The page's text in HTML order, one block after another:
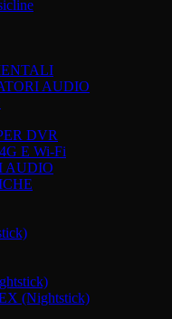
AUDIO
DVR
E Wi-Fi
AUDIO
(Nightstick)